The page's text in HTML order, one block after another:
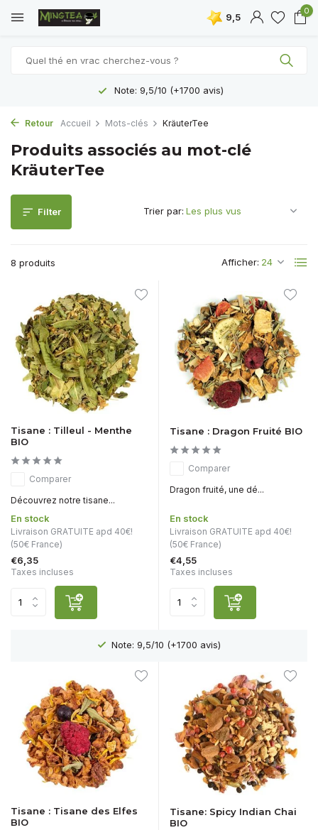
9,5
0
Note: 9,5/10 (+1700 avis)
Retour Accueil Mots-clés KräuterTee
Produits associés au mot-clé
KräuterTee
Filter
8 produits Afficher:
Trier par:
Tisane : Tilleul - Menthe
BIO
Comparer
Découvrez notre tisane...
En stock
Livraison GRATUITE apd 40€!
(50€ France)
€6,35
Taxes incluses
Tisane : Dragon Fruité BIO
Comparer
Dragon fruité, une dé...
En stock
Livraison GRATUITE apd 40€!
(50€ France)
€4,55
Taxes incluses
Note: 9,5/10 (+1700 avis)
Tisane : Tisane des Elfes
BIO
Tisane: Spicy Indian Chai
BIO